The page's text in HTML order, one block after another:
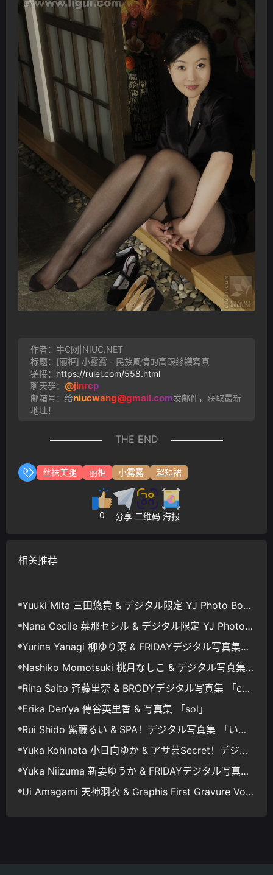
作者：牛C网|NIUC.NET
标题：[丽柜] 小露露 - 民族風情的高跟絲襪寫真
链接： https://rulel.com/558.html
聊天群： @jinrcp
邮箱号：给niucwang@gmail.com发邮件，获取最新
地址！
THE END
丝袜美腿 丽柜 小露露 超短裙
0 分享 二维码 海报
相关推荐
Yuuki Mita 三田悠貴 & デジタル限定 YJ Photo Book
「モ～ッと！夢中にさせちゃうもん」
Nana Cecile 菜那セシル & デジタル限定 YJ Photo B
ook 「淡く、ほのかに。」
Yurina Yanagi 柳ゆり菜 & FRIDAYデジタル写真集
「一緒に一泊旅行 Vol.3」
Nashiko Momotsuki 桃月なしこ & デジタル写真集
「静寂に咲く花」
Rina Saito 斉藤里奈 & BRODYデジタル写真集 「co
me on」
Erika Den’ya 傳谷英里香 & 写真集 「sol」
Rui Shido 紫藤るい & SPA！デジタル写真集 「いけ
ない関係」
Yuka Kohinata 小日向ゆか & アサ芸Secret！デジタ
ル写真集 理想のカノジョ メガネっ娘ビキニ
Yuka Niizuma 新妻ゆうか & FRIDAYデジタル写真集
「イケナイ淑女 Vol.2」
Ui Amagami 天神羽衣 & Graphis First Gravure Vol.1